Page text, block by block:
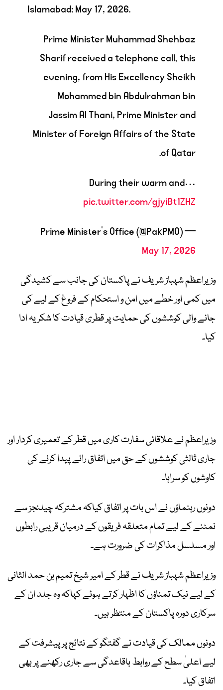
Islamabad: May 17, 2026.
Prime Minister Muhammad Shehbaz
Sharif received a telephone call, this
evening, from His Excellency Sheikh
Mohammed bin Abdulrahman bin
Jassim Al Thani, Prime Minister and
Minister of Foreign Affairs of the State
of Qatar.
During their warm and…
pic.twitter.com/gjyiBt1ZHZ
— Prime Minister’s Office (@PakPMO)
May 17, 2026
وزیراعظم شہباز شریف نے پاکستان کی جانب سے کشیدگی
میں کمی اور خطے میں امن و استحکام کے فروغ کے لیے کی
جانے والی کوششوں کی حمایت پر قطری قیادت کا شکریہ ادا
کیا۔
وزیراعظم نے علاقائی سفارت کاری میں قطر کے تعمیری کردار اور
جاری ثالثی کوششوں کے حق میں اتفاق رائے پیدا کرنے کی
کاوشوں کو سراہا۔
دونوں رہنماؤں نے اس بات پر اتفاق کیاکہ مشترکہ چیلنجز سے
نمٹنے کے لیے تمام متعلقہ فریقوں کے درمیان قریبی رابطوں
اور مسلسل مذاکرات کی ضرورت ہے۔
وزیراعظم شہباز شریف نے قطر کے امیر شیخ تمیم بن حمد الثانی
کے لیے نیک تمناؤں کا اظہار کرتے ہوئے کہاکہ وہ جلد ان کے
سرکاری دورہ پاکستان کے منتظر ہیں۔
دونوں ممالک کی قیادت نے گفتگو کے نتائج پر پیشرفت کے
لیے اعلیٰ سطح کے روابط باقاعدگی سے جاری رکھنے پر بھی
اتفاق کیا۔